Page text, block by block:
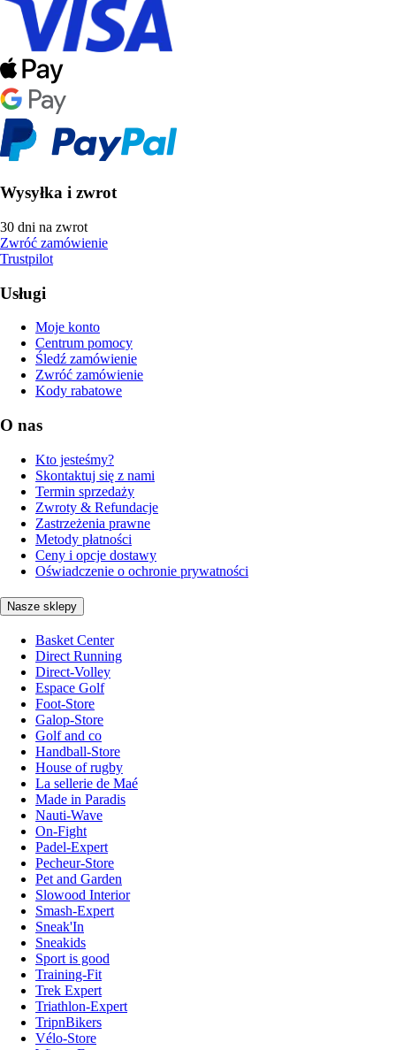
Wysyłka i zwrot
30 dni na zwrot
Zwróć zamówienie
Trustpilot
Usługi
Moje konto
Centrum pomocy
Śledź zamówienie
Zwróć zamówienie
Kody rabatowe
O nas
Kto jesteśmy?
Skontaktuj się z nami
Termin sprzedaży
Zwroty & Refundacje
Zastrzeżenia prawne
Metody płatności
Ceny i opcje dostawy
Oświadczenie o ochronie prywatności
Nasze sklepy
Basket Center
Direct Running
Direct-Volley
Espace Golf
Foot-Store
Galop-Store
Golf and co
Handball-Store
House of rugby
La sellerie de Maé
Made in Paradis
Nauti-Wave
On-Fight
Padel-Expert
Pecheur-Store
Pet and Garden
Slowood Interior
Smash-Expert
Sneak'In
Sneakids
Sport is good
Training-Fit
Trek Expert
Triathlon-Expert
TripnBikers
Vélo-Store